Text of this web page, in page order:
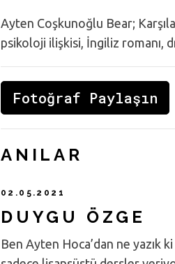
Ayten Coşkunoğlu Bear;
psikoloji ilişkisi, İngiliz romanı,
Fotoğraf Paylaşın
ANILAR
02.05.2021
DUYGU ÖZGE
Ben Ayten Hoca’dan ne yazık